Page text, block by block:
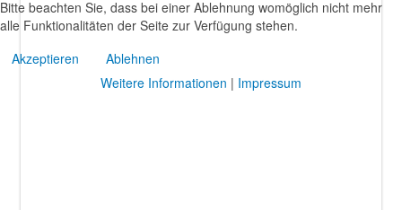
Bitte beachten Sie, dass bei einer Ablehnung womöglich nicht mehr
alle Funktionalitäten der Seite zur Verfügung stehen.
Akzeptieren
Ablehnen
Weitere Informationen | Impressum